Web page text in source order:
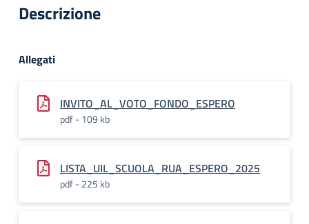
Descrizione
Allegati
INVITO_AL_VOTO_FONDO_ESPERO
pdf - 109 kb
LISTA_UIL_SCUOLA_RUA_ESPERO_2025
pdf - 225 kb